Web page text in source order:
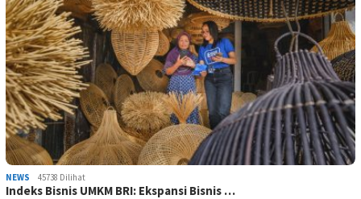
NEWS 45738 Dilihat
Indeks Bisnis UMKM BRI: Ekspansi Bisnis …